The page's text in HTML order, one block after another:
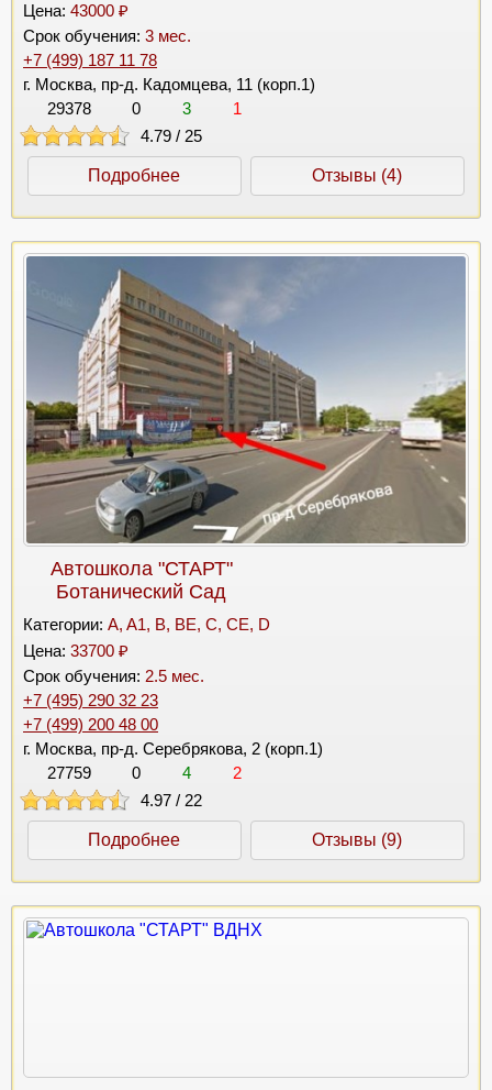
Цена: 43000 ₽
Срок обучения: 3 мес.
+7 (499) 187 11 78
г. Москва, пр-д. Кадомцева, 11 (корп.1)
29378
0 3
1
4.79 / 25
Подробнее Отзывы (4)
Автошкола "СТАРТ"
Ботанический Сад
Категории: A, A1, B, BE, C, CE, D
Цена: 33700 ₽
Срок обучения: 2.5 мес.
+7 (495) 290 32 23
+7 (499) 200 48 00
г. Москва, пр-д. Серебрякова, 2 (корп.1)
27759
0 4
2
4.97 / 22
Подробнее Отзывы (9)